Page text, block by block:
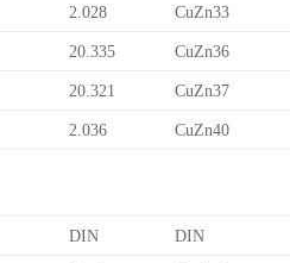
2.028 CuZn33
20.335 CuZn36
20.321 CuZn37
2.036 CuZn40
DIN DIN